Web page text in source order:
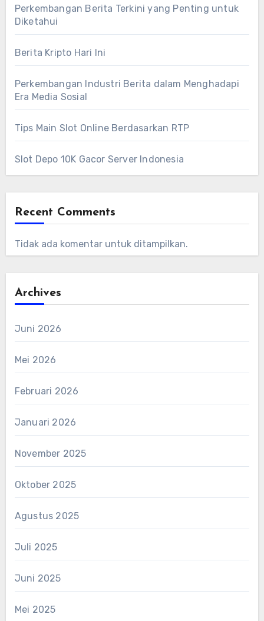
Perkembangan Berita Terkini yang Penting untuk
Diketahui
Berita Kripto Hari Ini
Perkembangan Industri Berita dalam Menghadapi
Era Media Sosial
Tips Main Slot Online Berdasarkan RTP
Slot Depo 10K Gacor Server Indonesia
Recent Comments
Tidak ada komentar untuk ditampilkan.
Archives
Juni 2026
Mei 2026
Februari 2026
Januari 2026
November 2025
Oktober 2025
Agustus 2025
Juli 2025
Juni 2025
Mei 2025